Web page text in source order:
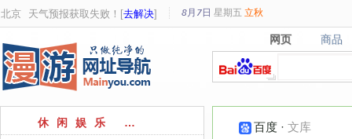
北京 天气预报获取失败！[去解决] 8月7日 星期五 立秋
网页
网页 商品
商品
百度 ·文库
休闲娱乐 …